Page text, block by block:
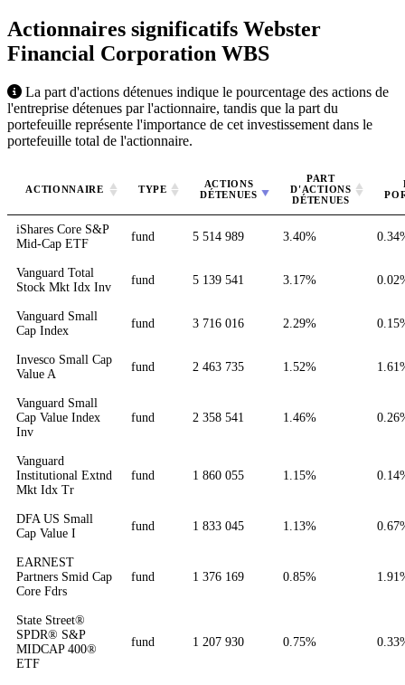
Actionnaires significatifs Webster
Financial Corporation WBS
La part d'actions détenues indique le pourcentage des actions de
l'entreprise détenues par l'actionnaire, tandis que la part du
portefeuille représente l'importance de cet investissement dans le
portefeuille total de l'actionnaire.
ACTIONNAIRE TYPE
ACTIONS
DÉTENUES
PART
D'ACTIONS
DÉTENUES
iShares Core S&P
Mid-Cap ETF
fund 5 514 989 3.40%
Vanguard Total
Stock Mkt Idx Inv
fund 5 139 541 3.17%
Vanguard Small
Cap Index
fund 3 716 016 2.29%
Invesco Small Cap
Value A
fund 2 463 735 1.52%
Vanguard Small
Cap Value Index
Inv
fund 2 358 541 1.46%
Vanguard
Institutional Extnd
Mkt Idx Tr
fund 1 860 055 1.15%
DFA US Small
Cap Value I
fund 1 833 045 1.13%
EARNEST
Partners Smid Cap
Core Fdrs
fund 1 376 169 0.85%
State Street®
SPDR® S&P
MIDCAP 400®
ETF
fund 1 207 930 0.75%